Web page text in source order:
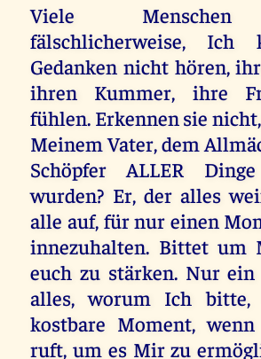
Viele Menschen
fälschlicherweise, Ich
Gedanken nicht hören,
ihren Kummer, ihre
fühlen. Erkennen sie
Meinem Vater, dem
Schöpfer ALLER
wurden? Er, der alles
alle auf, für nur einen
innezuhalten. Bittet um
euch zu stärken. Nur
alles, worum Ich bitte,
kostbare Moment,
ruft, um es Mir zu